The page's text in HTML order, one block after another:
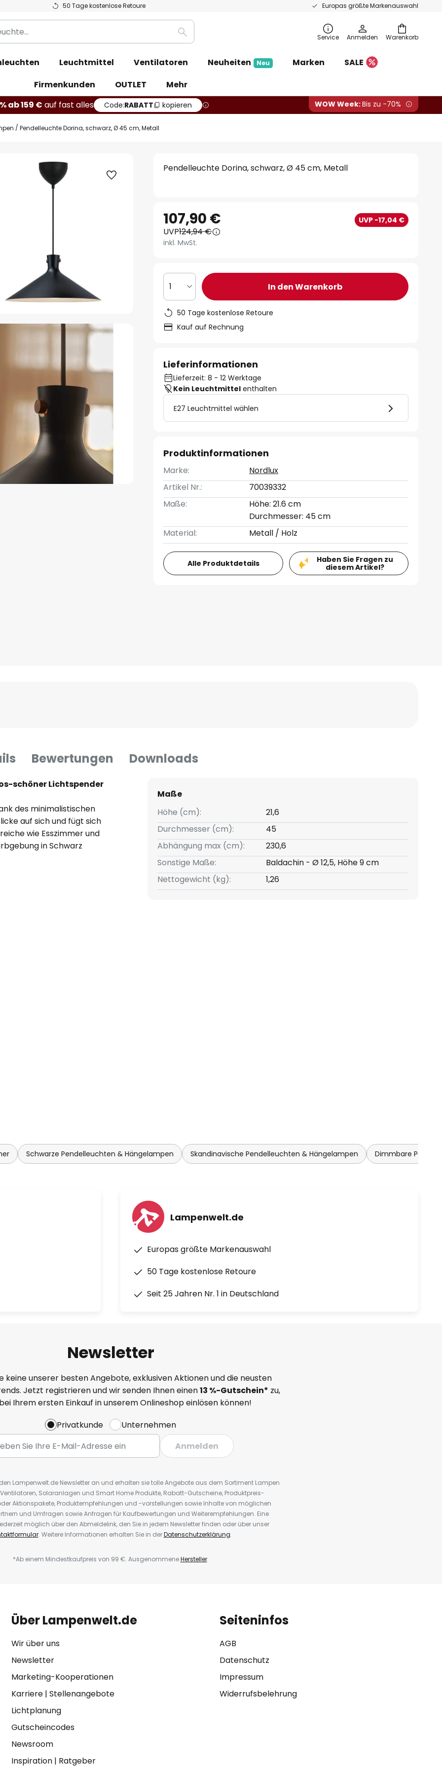
50 Tage kostenlose Retoure Europas größte Markenauswahl
Warenkorb
Suche Service Anmelden
Leuchtmittel Ventilatoren Neuheiten Neu Marken
SALE
Firmenkunden
OUTLET
Mehr
ab 159 € auf fast alles Code:RABATT kopieren WOW Week:Bis zu -70%
Pendelleuchte Dorina, schwarz, Ø 45 cm, Metall
Pendelleuchte Dorina, schwarz, Ø 45 cm, Metall
107,90 € UVP -17,04 €
UVP124,94 €
inkl. MwSt.
1 In den Warenkorb
50 Tage kostenlose Retoure
Kauf auf Rechnung
Lieferinformationen
Lieferzeit: 8 - 12 Werktage
Kein Leuchtmittel enthalten
E27 Leuchtmittel wählen
Produktinformationen
Marke:
Nordlux
Artikel Nr.:
70039332
Maße:
Höhe: 21.6 cm
Durchmesser: 45 cm
Material:
Metall / Holz
Alle Produktdetails
Haben Sie Fragen zu
diesem Artikel?
Bewertungen Downloads
schöner Lichtspender
des minimalistischen
auf sich und fügt sich
wie Esszimmer und
in Schwarz
Maße
Höhe (cm):
21,6
Durchmesser (cm):
45
Abhängung max (cm):
230,6
Sonstige Maße:
Baldachin - Ø 12,5, Höhe 9 cm
Nettogewicht (kg):
1,26
Schwarze Pendelleuchten & Hängelampen Skandinavische Pendelleuchten & Hängelampen Dimmbare
Lampenwelt.de
Europas größte Markenauswahl
50 Tage kostenlose Retoure
Seit 25 Jahren Nr. 1 in Deutschland
Newsletter
keine unserer besten Angebote, exklusiven Aktionen und die neusten
Jetzt registrieren und wir senden Ihnen einen13 %-Gutschein* zu,
Ihrem ersten Einkauf in unserem Onlineshop einlösen können!
Privatkunde
Unternehmen
Anmelden
Lampenwelt.de Newsletter an und erhalten sie tolle Angebote aus dem Sortiment Lampen
Solaranlagen und Smart Home Produkte, Rabatt-Gutscheine, Produktpreis-
Aktionspakete, Produktempfehlungen und -vorstellungen sowie Inhalte von möglichen
und Umfragen sowie Anfragen für Kaufbewertungen und Weiterempfehlungen. Eine
möglich über den Abmeldelink, den Sie in jedem Newsletter finden oder über unser
. Weitere Informationen erhalten Sie in derDatenschutzerklärung.
*Ab einem Mindestkaufpreis von 99 €. AusgenommeneHersteller.
Über Lampenwelt.de
Wir über uns
Newsletter
Marketing-Kooperationen
Karriere| Stellenangebote
Lichtplanung
Gutscheincodes
Newsroom
Inspiration| Ratgeber
Seiteninfos
AGB
Datenschutz
Impressum
Widerrufsbelehrung